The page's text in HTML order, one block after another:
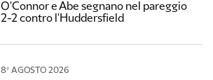
O'Connor e Abe segnano nel pareggio
2-2 contro l'Huddersfield
8º AGOSTO 2026